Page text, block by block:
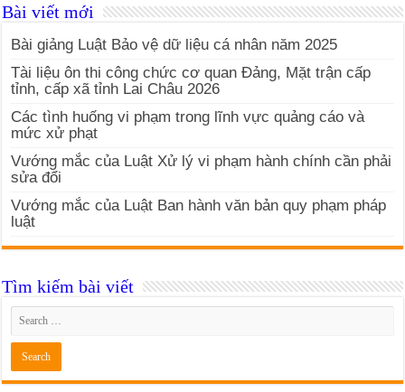
Bài viết mới
Bài giảng Luật Bảo vệ dữ liệu cá nhân năm 2025
Tài liệu ôn thi công chức cơ quan Đảng, Mặt trận cấp
tỉnh, cấp xã tỉnh Lai Châu 2026
Các tình huống vi phạm trong lĩnh vực quảng cáo và
mức xử phạt
Vướng mắc của Luật Xử lý vi phạm hành chính cần phải
sửa đổi
Vướng mắc của Luật Ban hành văn bản quy phạm pháp
luật
Tìm kiếm bài viết